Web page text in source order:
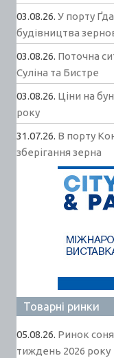
03.08.26. У порту
будівництва
03.08.26. Поточна
Суліна та Бистре
03.08.26. Ціни на
року
31.07.26. В порту
зберігання зерна
Товарні ринки
05.08.26. Ринок
тиждень 2026 року